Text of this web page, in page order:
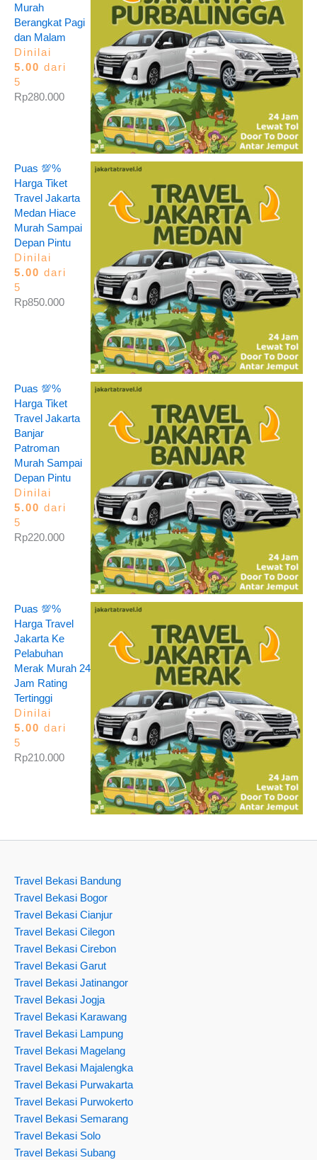
Murah
Berangkat Pagi
dan Malam
Dinilai
5.00 dari
5
Rp280.000
Puas 💯%
Harga Tiket
Travel Jakarta
Medan Hiace
Murah Sampai
Depan Pintu
Dinilai
5.00 dari
5
Rp850.000
Puas 💯%
Harga Tiket
Travel Jakarta
Banjar
Patroman
Murah Sampai
Depan Pintu
Dinilai
5.00 dari
5
Rp220.000
Puas 💯%
Harga Travel
Jakarta Ke
Pelabuhan
Merak Murah 24
Jam Rating
Tertinggi
Dinilai
5.00 dari
5
Rp210.000
Travel Bekasi Bandung
Travel Bekasi Bogor
Travel Bekasi Cianjur
Travel Bekasi Cilegon
Travel Bekasi Cirebon
Travel Bekasi Garut
Travel Bekasi Jatinangor
Travel Bekasi Jogja
Travel Bekasi Karawang
Travel Bekasi Lampung
Travel Bekasi Magelang
Travel Bekasi Majalengka
Travel Bekasi Purwakarta
Travel Bekasi Purwokerto
Travel Bekasi Semarang
Travel Bekasi Solo
Travel Bekasi Subang